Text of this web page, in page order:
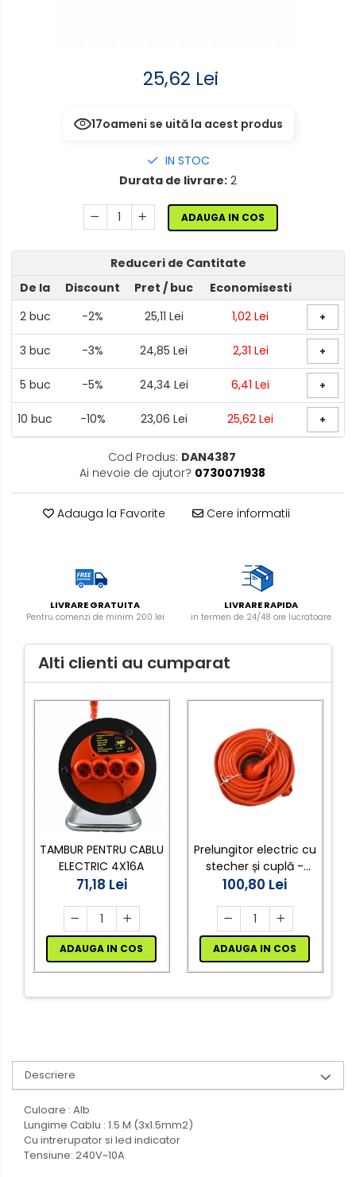
Triplu Stecher
Ţeavă PVC
25,62 Lei
17oameni se uită la acest produs
IN STOC
Durata de livrare: 2
ADAUGA IN COS
Reduceri de Cantitate
De la
Discount Pret / buc
Economisesti
2buc -2% 25,11 Lei 1,02 Lei +
3 buc -3% 24,85 Lei 2,31 Lei +
5 buc -5% 24,34 Lei 6,41 Lei +
10 buc -10% 23,06 Lei 25,62 Lei +
Cod Produs: DAN4387
Ai nevoie de ajutor? 0730071938
Adauga la Favorite Cere informatii
LIVRARE GRATUITA
Pentru comenzi de minim 200 lei
LIVRARE RAPIDA
in termen de 24/48 ore lucratoare
Alti clienti au cumparat
TAMBUR PENTRU CABLU
ELECTRIC 4X16A
71,18 Lei
ADAUGA IN COS
Prelungitor electric cu
stecher și cuplă -
30m, cablu 3x1,5mm²,
100,80 Lei
ADAUGA IN COS
Descriere
Culoare : Alb
Lungime Cablu : 1.5 M (3x1.5mm2)
Cu intrerupator si led indicator
Tensiune: 240V~10A